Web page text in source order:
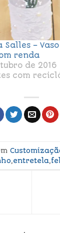
Salles –
renda
de 2016
com
,entretela,